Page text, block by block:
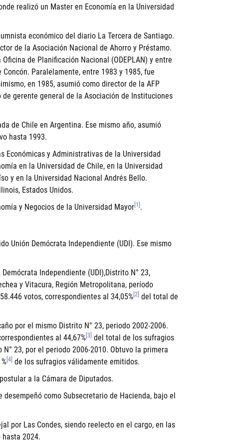
realizó un Master en Economía en la Universidad
económico del diario La Tercera de Santiago.
de la Asociación Nacional de Ahorro y Préstamo.
de Planificación Nacional (ODEPLAN) y entre
Paralelamente, entre 1983 y 1985, fue
en 1985, asumió como director de la AFP
gerente general de la Asociación de Instituciones
de Chile en Argentina. Ese mismo año, asumió
hasta 1993.
Económicas y Administrativas de la Universidad
en la Universidad de Chile, en la Universidad
y en la Universidad Nacional Andrés Bello.
Estados Unidos.
y Negocios de la Universidad Mayor [1] .
Unión Demócrata Independiente (UDI). Ese mismo
Independiente (UDI),Distrito N° 23,
y Vitacura, Región Metropolitana, período
votos, correspondientes al 34,05% [2] del total de
por el mismo Distrito N° 23, periodo 2002-2006.
al 44,67% [3] del total de los sufragios
23, por el periodo 2006-2010. Obtuvo la primera
[4] de los sufragios válidamente emitidos.
a la Cámara de Diputados.
como Subsecretario de Hacienda, bajo el
por Las Condes, siendo reelecto en el cargo, en las
2024.